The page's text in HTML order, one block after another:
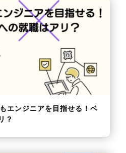
エンジニアを目指せる！ベ
？